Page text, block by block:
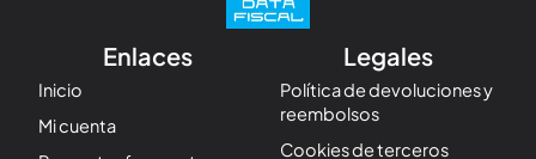
Enlaces
Inicio
Mi cuenta
Legales
Política de devoluciones y
reembolsos
Cookies de terceros